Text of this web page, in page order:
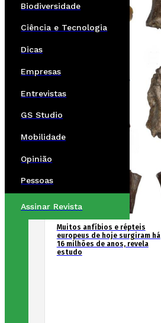
Biodiversidade
Ciência e Tecnologia
Dicas
Empresas
Entrevistas
GS Studio
Mobilidade
Opinião
Pessoas
Assinar Revista
Muitos anfíbios e répteis
europeus de hoje surgiram há
16 milhões de anos, revela
estudo